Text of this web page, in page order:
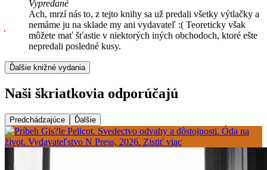
Vypredané
Ach, mrzí nás to, z tejto knihy sa už predali všetky výtlačky a
nemáme ju na sklade my ani vydavateľ :( Teoreticky však
môžete mať šťastie v niektorých iných obchodoch, ktoré ešte
nepredali posledné kusy.
Ďalšie knižné vydania
Naši škriatkovia odporúčajú
Predchádzajúce Ďalšie